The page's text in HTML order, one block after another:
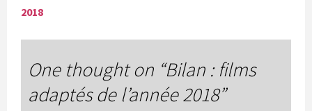
2018
One thought on “Bilan : films
adaptés de l’année 2018”